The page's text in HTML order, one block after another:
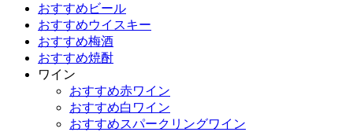
おすすめビール
おすすめウイスキー
おすすめ梅酒
おすすめ焼酎
ワイン
おすすめ赤ワイン
おすすめ白ワイン
おすすめスパークリングワイン